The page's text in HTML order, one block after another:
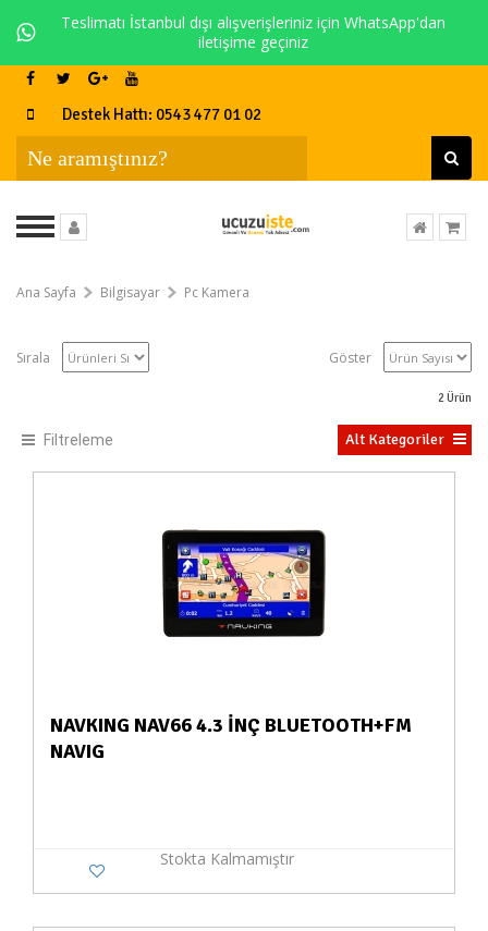
Teslimatı İstanbul dışı alışverişleriniz için WhatsApp'dan
iletişime geçiniz
Destek Hattı: 0543 477 01 02
Ana Sayfa Bilgisayar Pc Kamera
Sırala Göster
2 Ürün
Filtreleme Alt Kategoriler
NAVKING NAV66 4.3 İNÇ BLUETOOTH+FM
NAVIG
Stokta Kalmamıştır